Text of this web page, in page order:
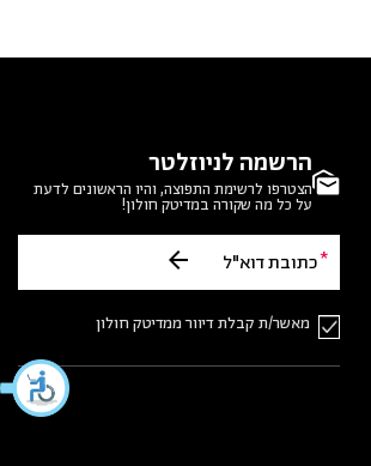
הרשמה לניוזלטר
הצטרפו לרשימת התפוצה, והיו הראשונים לדעת
על כל מה שקורה במדיטק חולון!
מאשר/ת קבלת דיוור ממדיטק חולון